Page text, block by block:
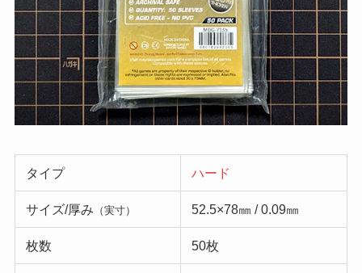
タイプ ハード
サイズ/厚み （実寸） 52.5×78㎜ / 0.09㎜
枚数 50枚